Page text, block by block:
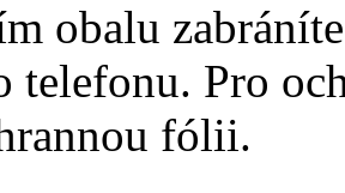
obalu
telefonu. Pro
fólii.